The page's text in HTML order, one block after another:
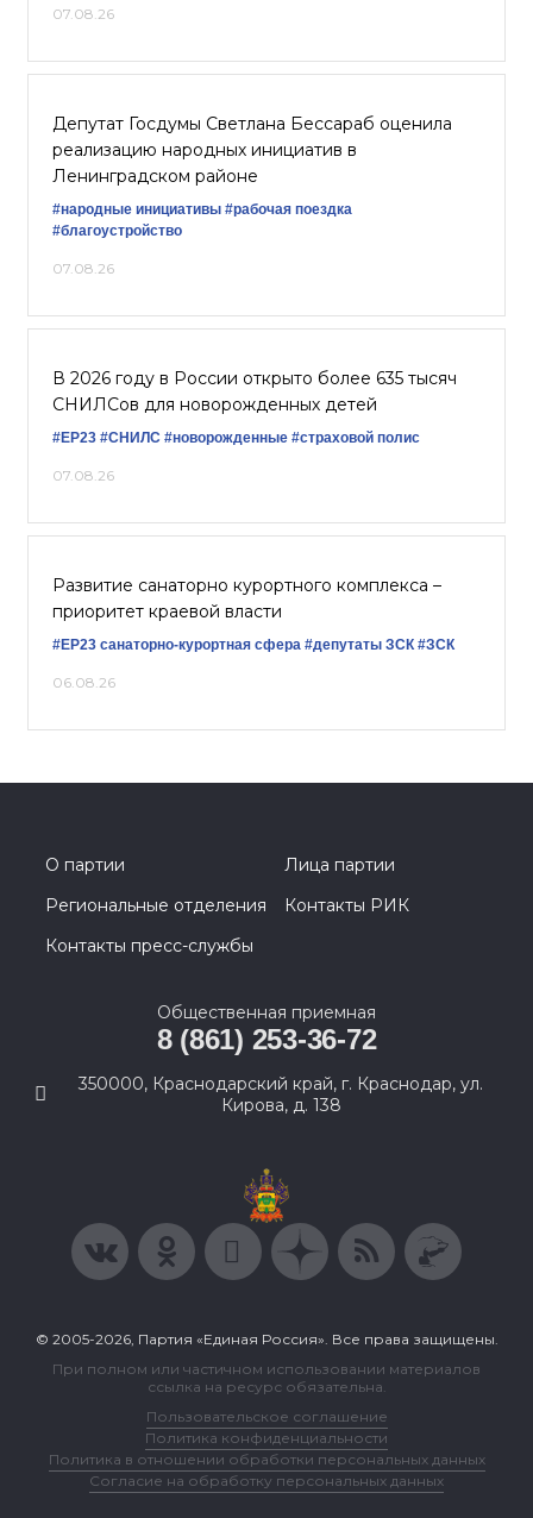
07.08.26
Депутат Госдумы Светлана Бессараб оценила
реализацию народных инициатив в
Ленинградском районе
#народные инициативы #рабочая поездка
#благоустройство
07.08.26
В 2026 году в России открыто более 635 тысяч
СНИЛСов для новорожденных детей
#ЕР23 #СНИЛС #новорожденные #страховой полис
07.08.26
Развитие санаторно курортного комплекса –
приоритет краевой власти
#ЕР23 санаторно-курортная сфера #депутаты ЗСК #ЗСК
06.08.26
О партии
Лица партии
Региональные отделения
Контакты РИК
Контакты пресс-службы
Общественная приемная
8 (861) 253-36-72
350000, Краснодарский край, г. Краснодар, ул.
Кирова, д. 138
© 2005-2026, Партия «Единая Россия». Все права защищены.
При полном или частичном использовании материалов
ссылка на ресурс обязательна.
Пользовательское соглашение
Политика конфиденциальности
Политика в отношении обработки персональных данных
Согласие на обработку персональных данных